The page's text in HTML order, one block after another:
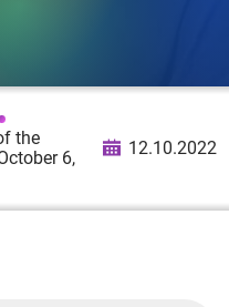
the
6,
12.10.2022